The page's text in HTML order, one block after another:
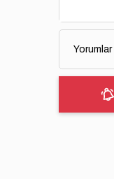
Yorumlar